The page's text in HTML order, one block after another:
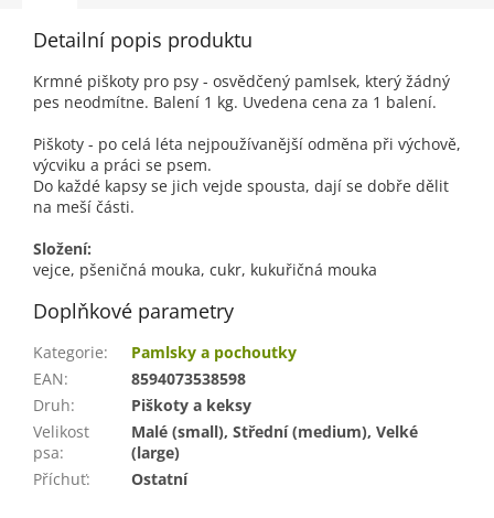
Detailní popis produktu
Krmné piškoty pro psy - osvědčený pamlsek, který žádný
pes neodmítne. Balení 1 kg. Uvedena cena za 1 balení.
Piškoty - po celá léta nejpoužívanější odměna při výchově,
výcviku a práci se psem.
Do každé kapsy se jich vejde spousta, dají se dobře dělit
na meší části.
Složení:
vejce, pšeničná mouka, cukr, kukuřičná mouka
Doplňkové parametry
Kategorie:
Pamlsky a pochoutky
EAN:
8594073538598
Druh:
Piškoty a keksy
Velikost
psa:
Malé (small), Střední (medium), Velké
(large)
Příchuť: Ostatní